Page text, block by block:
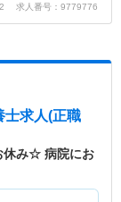
求人番号：9779776
士求人(正職
休み☆ 病院にお